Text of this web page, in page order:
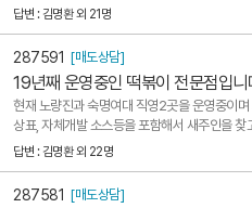
답변 : 김명환 외 21명
287591 [매도상담]
19년째 운영중인 떡볶이 전문점입니
현재 노량진과 숙명여대 직영2곳을 운영중이
상표, 자체개발 소스등을 포함해서 새주인을
고 있어서 관리어력이 안되고 직원들도 19년
답변 : 김명환 외 22명
287581 [매도상담]